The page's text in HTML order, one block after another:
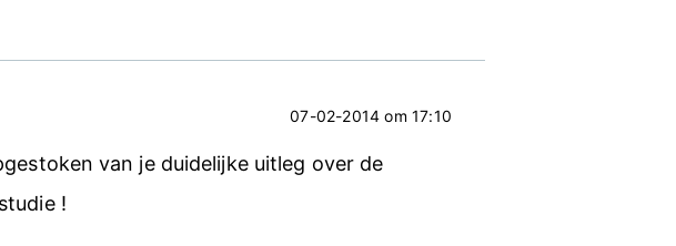
07-02-2014 om 17:10
van je duidelijke uitleg over de
!